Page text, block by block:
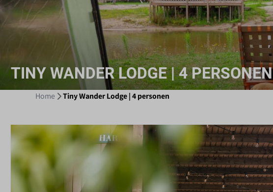
TINY WANDER LODGE | 4 PERSONEN
Home Tiny Wander Lodge | 4 personen